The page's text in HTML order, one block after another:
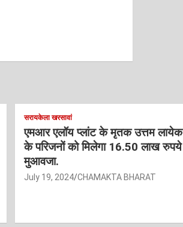
सरायकेला खरसावां
एमआर एलॉय प्लांट के मृतक उत्तम लायेक
के परिजनों को मिलेगा 16.50 लाख रुपये
मुआवजा.
July 19, 2024 CHAMAKTA BHARAT